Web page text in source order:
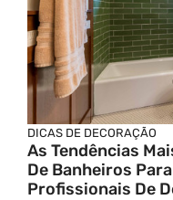
DICAS DE DECORAÇÃO
As Tendências
De Banheiros
Profissionais De